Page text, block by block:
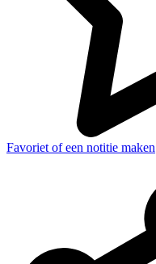
Favoriet of een notitie maken